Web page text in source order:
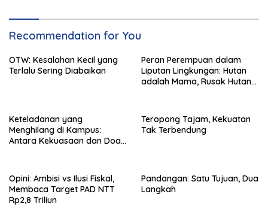
Recommendation for You
OTW: Kesalahan Kecil yang
Terlalu Sering Diabaikan
Peran Perempuan dalam
Liputan Lingkungan: Hutan
adalah Mama, Rusak Hutan
Keteladanan yang
Menghilang di Kampus:
Antara Kekuasaan dan Doa
Teropong Tajam, Kekuatan
Tak Terbendung
Opini: Ambisi vs Ilusi Fiskal,
Membaca Target PAD NTT
Rp2,8 Triliun
Pandangan: Satu Tujuan, Dua
Langkah